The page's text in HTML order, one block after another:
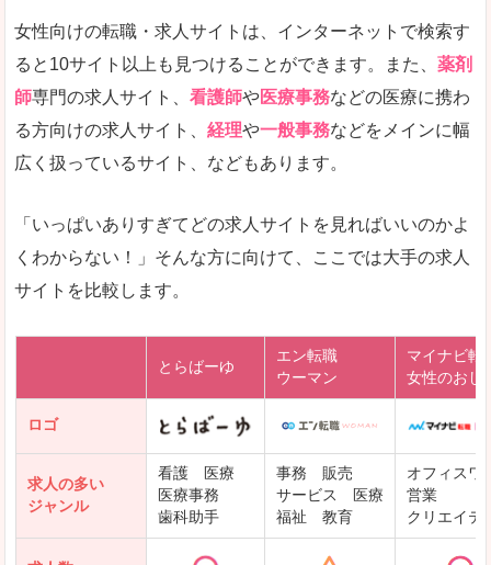
女性向けの転職・求人サイトは、インターネットで検索す
ると10サイト以上も見つけることができます。また、 薬剤
師専門の求人サイト、 看護師や医療事務などの医療に携わ
る方向けの求人サイト、 経理や一般事務などをメインに幅
広く扱っているサイト、などもあります。
「いっぱいありすぎてどの求人サイトを見ればいいのかよ
くわからない！」そんな方に向けて、ここでは大手の求人
サイトを比較します。
とらばーゆ
エン転職
ウーマン
マイナビ転
女性のおし
ロゴ
求人の多い
ジャンル
看護 医療
医療事務
歯科助手
事務 販売
サービス 医療
福祉 教育
オフィスワ
営業
クリエイテ